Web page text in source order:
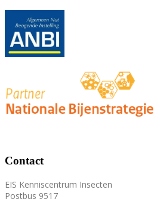
Contact
EIS Kenniscentrum Insecten
Postbus 9517